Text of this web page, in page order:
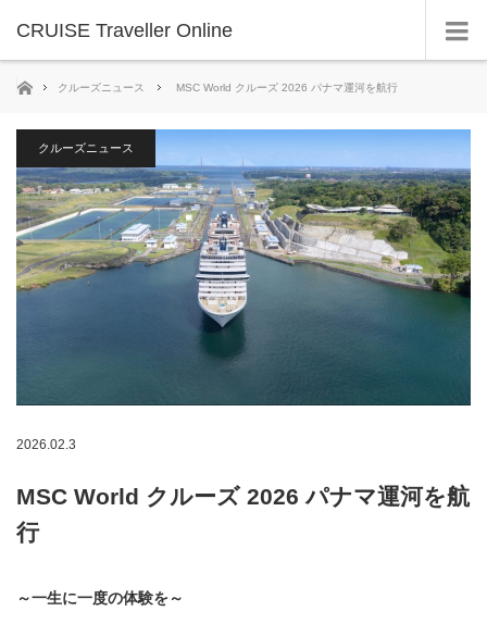
CRUISE Traveller Online
ホームクルーズニュース MSC World クルーズ 2026 パナマ運河を航行
クルーズニュース
2026.02.3
MSC World クルーズ 2026 パナマ運河を航
行
～一生に一度の体験を～